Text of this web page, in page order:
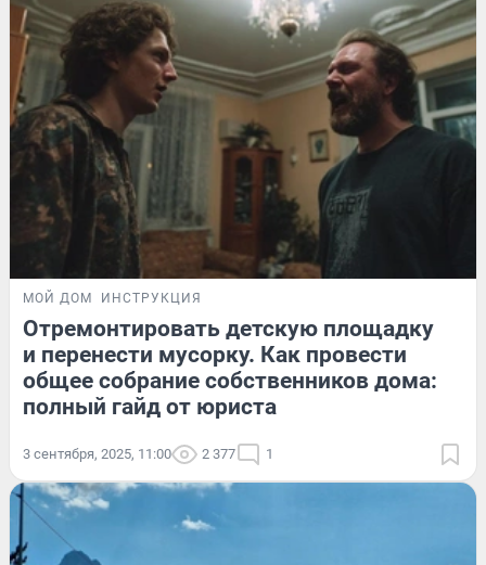
МОЙ ДОМ ИНСТРУКЦИЯ
Отремонтировать детскую площадку
и перенести мусорку. Как провести
общее собрание собственников дома:
полный гайд от юриста
3 сентября, 2025, 11:00 2 377 1